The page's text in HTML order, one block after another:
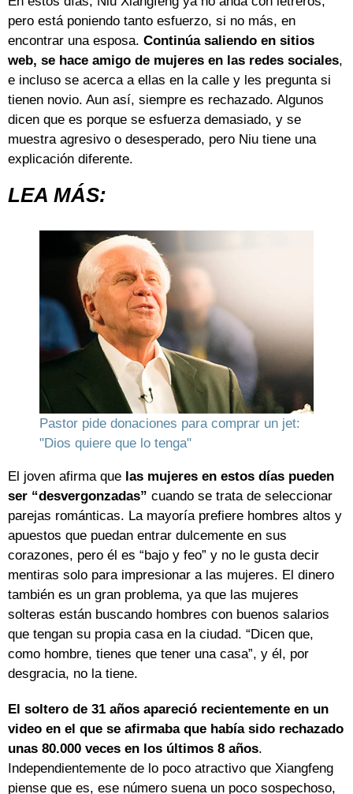
pero está poniendo tanto esfuerzo, si no más, en
encontrar una esposa. Continúa saliendo en sitios
web, se hace amigo de mujeres en las redes sociales,
e incluso se acerca a ellas en la calle y les pregunta si
tienen novio. Aun así, siempre es rechazado. Algunos
dicen que es porque se esfuerza demasiado, y se
muestra agresivo o desesperado, pero Niu tiene una
explicación diferente.
LEA MÁS:
Pastor pide donaciones para comprar un jet:
"Dios quiere que lo tenga"
El joven afirma que las mujeres en estos días pueden
ser “desvergonzadas” cuando se trata de seleccionar
parejas románticas. La mayoría prefiere hombres altos y
apuestos que puedan entrar dulcemente en sus
corazones, pero él es “bajo y feo” y no le gusta decir
mentiras solo para impresionar a las mujeres. El dinero
también es un gran problema, ya que las mujeres
solteras están buscando hombres con buenos salarios
que tengan su propia casa en la ciudad. “Dicen que,
como hombre, tienes que tener una casa”, y él, por
desgracia, no la tiene.
El soltero de 31 años apareció recientemente en un
video en el que se afirmaba que había sido rechazado
unas 80.000 veces en los últimos 8 años.
Independientemente de lo poco atractivo que Xiangfeng
piense que es, ese número suena un poco sospechoso,